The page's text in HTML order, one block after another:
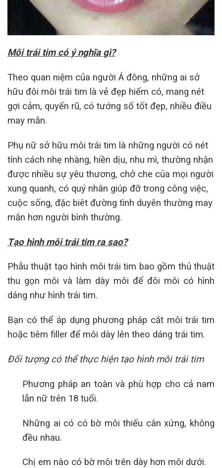
Môi trái tim có ý nghĩa gì?
Theo quan niệm của người Á đông, những ai sở
hữu đôi môi trái tim là vẻ đẹp hiếm có, mang nét
gợi cảm, quyến rũ, có tướng số tốt đẹp, nhiều điều
may mắn.
Phụ nữ sở hữu môi trái tim là những người có nét
tính cách nhẹ nhàng, hiền dịu, nhu mì, thường nhận
được nhiều sự yêu thương, chở che của mọi người
xung quanh, có quý nhân giúp đỡ trong công việc,
cuộc sống, đặc biêt đường tình duyên thường may
mắn hơn người bình thường.
Tạo hình môi trái tim ra sao?
Phẫu thuật tạo hình môi trái tim bao gồm thủ thuật
thu gọn môi và làm dày môi để đôi môi có hình
dáng như hình trái tim.
Bạn có thể áp dụng phương pháp cắt môi trái tim
hoặc tiêm filler để môi dày lên theo dáng trái tim.
Đối tượng có thể thực hiện tạo hình môi trái tim
Phương pháp an toàn và phù hợp cho cả nam
lẫn nữ trên 18 tuổi.
Những ai có có bờ môi thiếu cân xứng, không
đều nhau.
Chị em nào có bờ môi trên dày hơn môi dưới.